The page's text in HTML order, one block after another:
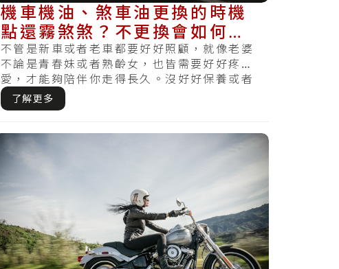
機車機油、煞車油更換的時機
點還霧煞煞？不更換會如何
嗎？現在曉得還不算晚～
不管是新車或者老車都要好好照顧，就像老婆
不論是青春妹或者熟齡女，也皆需要好好疼
愛，才能夠陪伴你走得長久。沒好好保養或者
定期檢查，哪天察覺.....
了解更多